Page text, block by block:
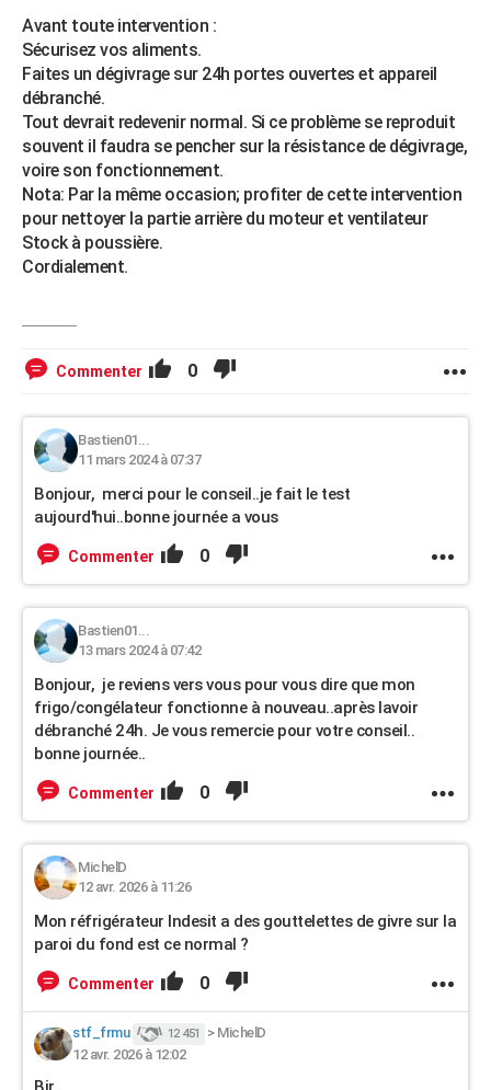
Avant toute intervention :
Sécurisez vos aliments.
Faites un dégivrage sur 24h portes ouvertes et appareil
débranché.
Tout devrait redevenir normal. Si ce problème se reproduit
souvent il faudra se pencher sur la résistance de dégivrage,
voire son fonctionnement.
Nota: Par la même occasion; profiter de cette intervention
pour nettoyer la partie arrière du moteur et ventilateur
Stock à poussière.
Cordialement.
Commenter 0
Bastien01...
11 mars 2024 à 07:37
Bonjour, merci pour le conseil..je fait le test
aujourd'hui..bonne journée a vous
Commenter 0
Bastien01...
13 mars 2024 à 07:42
Bonjour, je reviens vers vous pour vous dire que mon
frigo/congélateur fonctionne à nouveau..après lavoir
débranché 24h. Je vous remercie pour votre conseil..
bonne journée..
Commenter 0
MichelD
12 avr. 2026 à 11:26
Mon réfrigérateur Indesit a des gouttelettes de givre sur la
paroi du fond est ce normal ?
Commenter 0
stf_frmu 12 451 > MichelD
12 avr. 2026 à 12:02